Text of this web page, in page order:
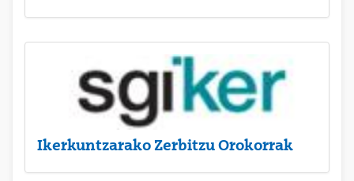
Ikerkuntzarako Zerbitzu Orokorrak